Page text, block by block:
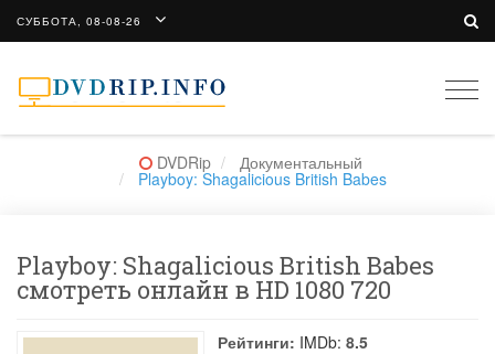
СУББОТА, 08-08-26
DVDRip Документальный
Playboy: Shagalicious British Babes
Playboy: Shagalicious British Babes
смотреть онлайн в HD 1080 720
Рейтинги: IMDb: 8.5